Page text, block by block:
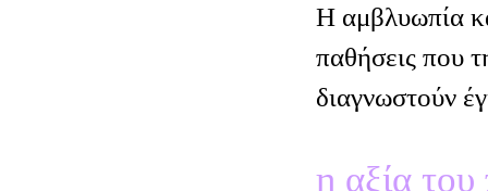
Η αμβλυωπία
παθήσεις που
διαγνωστούν
η αξία του